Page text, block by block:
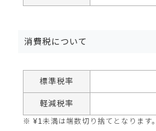
消費税について
標準税率
軽減税率
¥1 未満は端数切り捨てとなります。